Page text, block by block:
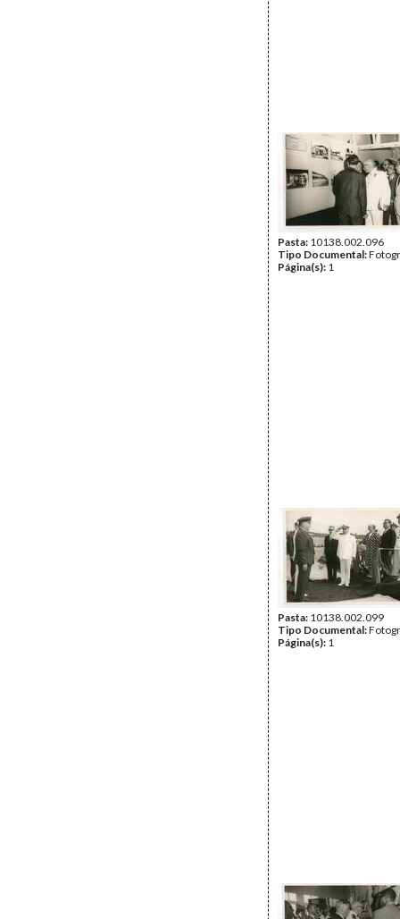
Pasta: 10138.002.096
Tipo Documental:
Página(s): 1
Pasta: 10138.002.099
Tipo Documental:
Página(s): 1